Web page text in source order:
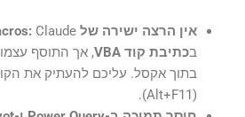
אין הרצה ישירה של VBA/Macros:
בכתיבת קוד VBA , אך התוסף עצמו
(Alt+F11).